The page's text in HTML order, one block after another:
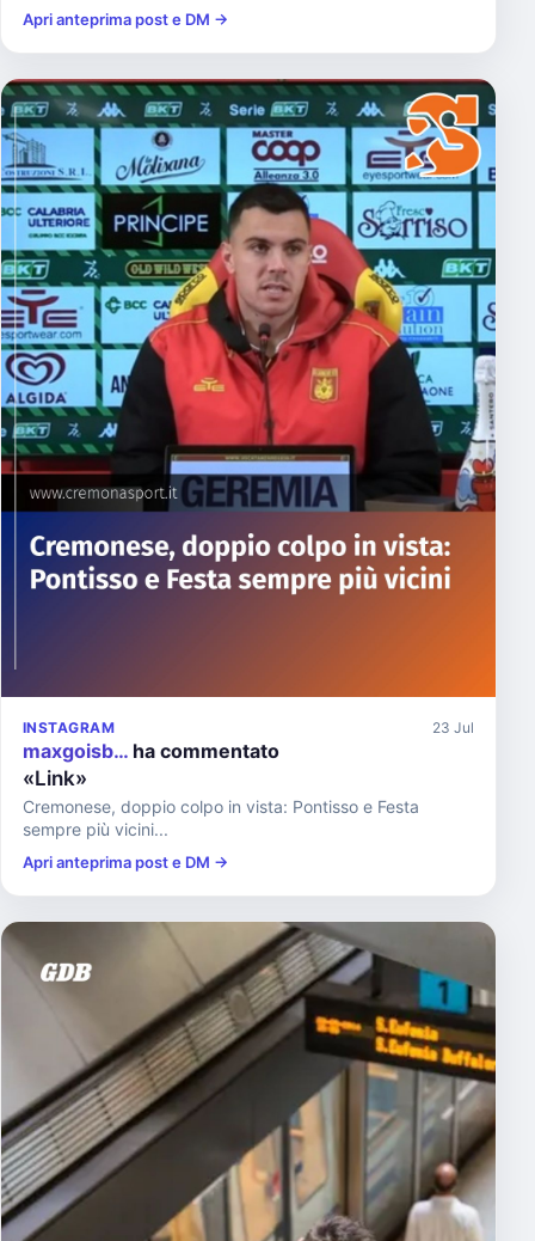
Apri anteprima post e DM →
INSTAGRAM 23 Jul
maxgoisb… ha commentato
«Link»
Cremonese, doppio colpo in vista: Pontisso e Festa
sempre più vicini...
Apri anteprima post e DM →